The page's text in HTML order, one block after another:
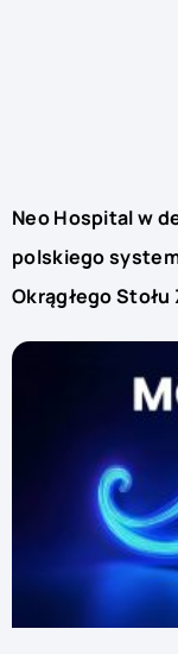
Neo Hospital w
polskiego
Okrągłego Stołu